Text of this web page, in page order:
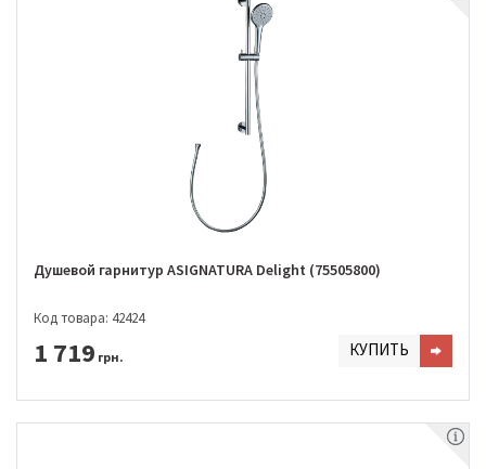
Душевой гарнитур ASIGNATURA Delight (75505800)
Код товара: 42424
1 719 грн. КУПИТЬ